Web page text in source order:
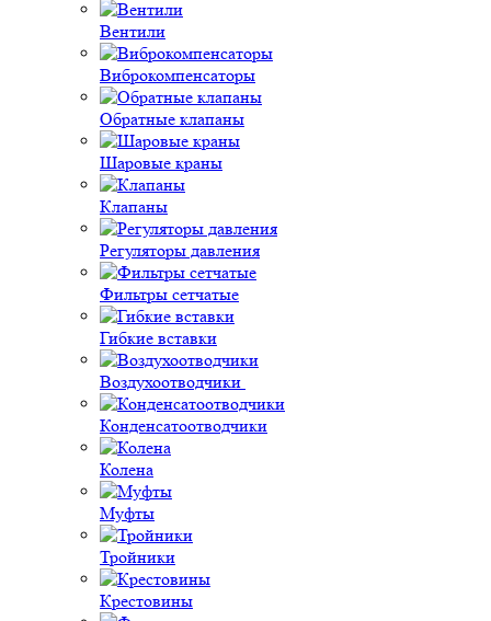
Вентили
Виброкомпенсаторы
Обратные клапаны
Шаровые краны
Клапаны
Регуляторы давления
Фильтры сетчатые
Гибкие вставки
Воздухоотводчики
Конденсатоотводчики
Колена
Муфты
Тройники
Крестовины